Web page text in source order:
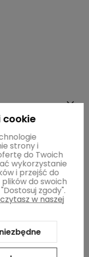
cookie
strony i
do Twoich
wykorzystanie
i przejść do
do swoich
zgody".
w naszej